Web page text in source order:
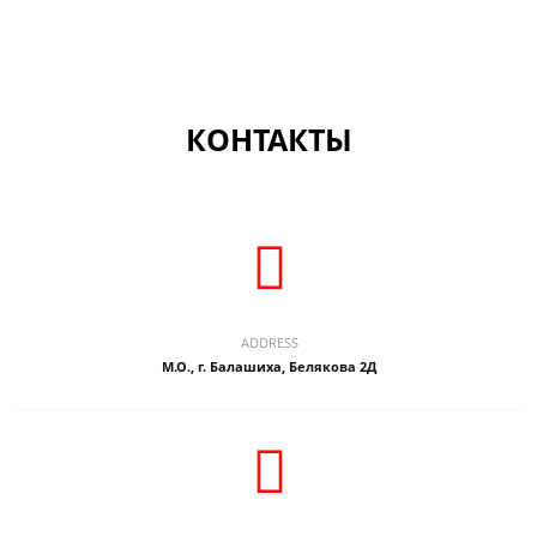
КОНТАКТЫ
ADDRESS
М.О., г. Балашиха, Белякова 2Д